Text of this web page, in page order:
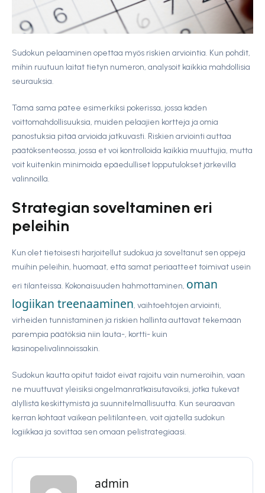
Sudokun pelaaminen opettaa myös riskien arviointia. Kun pohdit,
mihin ruutuun laitat tietyn numeron, analysoit kaikkia mahdollisia
seurauksia.
Tämä sama pätee esimerkiksi pokerissa, jossa käden
voittomahdollisuuksia, muiden pelaajien kortteja ja omia
panostuksia pitää arvioida jatkuvasti. Riskien arviointi auttaa
päätöksenteossa, jossa et voi kontrolloida kaikkia muuttujia, mutta
voit kuitenkin minimoida epäedulliset lopputulokset järkevillä
valinnoilla.
Strategian soveltaminen eri
peleihin
Kun olet tietoisesti harjoitellut sudokua ja soveltanut sen oppeja
muihin peleihin, huomaat, että samat periaatteet toimivat usein
eri tilanteissa. Kokonaisuuden hahmottaminen, oman
logiikan treenaaminen, vaihtoehtojen arviointi,
virheiden tunnistaminen ja riskien hallinta auttavat tekemään
parempia päätöksiä niin lauta-, kortti- kuin
kasinopelivalinnoissakin.
Sudokun kautta opitut taidot eivät rajoitu vain numeroihin, vaan
ne muuttuvat yleisiksi ongelmanratkaisutavoiksi, jotka tukevat
älyllistä keskittymistä ja suunnitelmallisuutta. Kun seuraavan
kerran kohtaat vaikean pelitilanteen, voit ajatella sudokun
logiikkaa ja sovittaa sen omaan pelistrategiaasi.
admin